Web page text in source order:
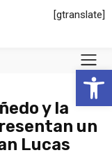
Abrir
[gtranslate]
y la
un
Lucas